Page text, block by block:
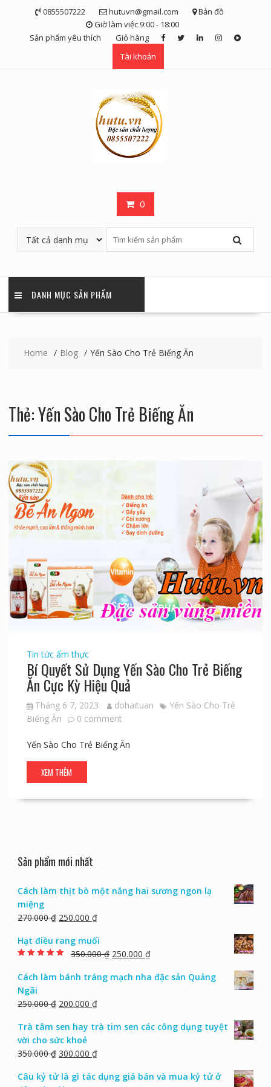
0855507222 hutuvn@gmail.com
Bản đồ
Giờ làm việc 9:00 - 18:00
Sản phẩm yêu thích
Giỏ hàng
Tài khoản
0
DANH MỤC SẢN PHẨM
Home Blog Yến Sào Cho Trẻ Biếng Ăn
Thẻ:Yến Sào Cho Trẻ Biếng Ăn
Tin tức ẩm thực
Bí Quyết Sử Dụng Yến Sào Cho Trẻ Biếng
Ăn Cực Kỳ Hiệu Quả
Tháng 6 7, 2023 dohaituan
Yến Sào Cho Trẻ
Biếng Ăn
0 comment
Yến Sào Cho Trẻ Biếng Ăn
XEM THÊM
Sản phẩm mới nhất
Cách làm thịt bò một nắng hai sương ngon lạ
miệng
270.000₫ 250.000 ₫
Hạt điều rang muối
350.000₫ 250.000 ₫
Cách làm bánh tráng mạch nha đặc sản Quảng
Ngãi
250.000₫ 200.000 ₫
Trà tâm sen hay trà tim sen các công dụng tuyệt
vời cho sức khoẻ
350.000₫ 300.000 ₫
Câu kỷ tử là gì tác dụng giá bán và mua kỷ tử ở